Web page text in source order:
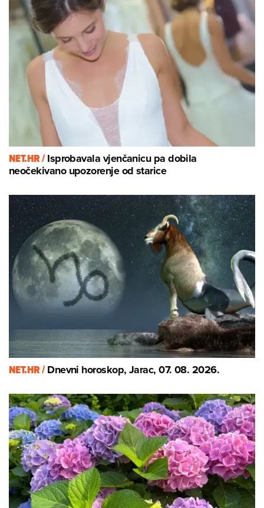
NET.HR /Isprobavala vjenčanicu pa dobila
neočekivano upozorenje od starice
NET.HR /Dnevni horoskop, Jarac, 07. 08. 2026.